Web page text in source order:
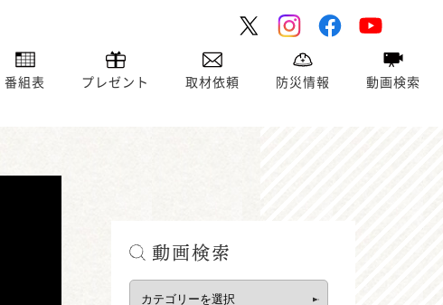
番組表 プレゼント 取材依頼 防災情報 動画検索
動画検索